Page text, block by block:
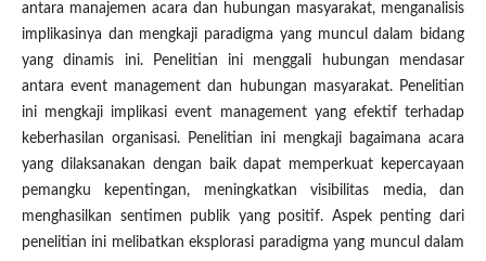
antara manajemen acara dan hubungan masyarakat, menganalisis
implikasinya dan mengkaji paradigma yang muncul dalam bidang
yang dinamis ini. Penelitian ini menggali hubungan mendasar
antara event management dan hubungan masyarakat. Penelitian
ini mengkaji implikasi event management yang efektif terhadap
keberhasilan organisasi. Penelitian ini mengkaji bagaimana acara
yang dilaksanakan dengan baik dapat memperkuat kepercayaan
pemangku kepentingan, meningkatkan visibilitas media, dan
menghasilkan sentimen publik yang positif. Aspek penting dari
penelitian ini melibatkan eksplorasi paradigma yang muncul dalam